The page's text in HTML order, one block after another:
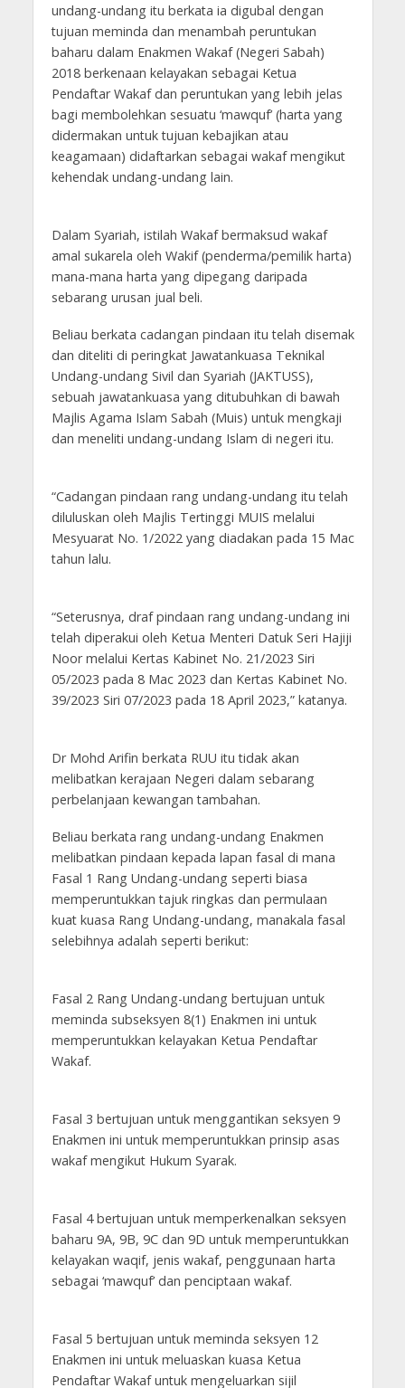
undang-undang itu berkata ia digubal dengan
tujuan meminda dan menambah peruntukan
baharu dalam Enakmen Wakaf (Negeri Sabah)
2018 berkenaan kelayakan sebagai Ketua
Pendaftar Wakaf dan peruntukan yang lebih jelas
bagi membolehkan sesuatu ‘mawquf’ (harta yang
didermakan untuk tujuan kebajikan atau
keagamaan) didaftarkan sebagai wakaf mengikut
kehendak undang-undang lain.
Dalam Syariah, istilah Wakaf bermaksud wakaf
amal sukarela oleh Wakif (penderma/pemilik harta)
mana-mana harta yang dipegang daripada
sebarang urusan jual beli.
Beliau berkata cadangan pindaan itu telah disemak
dan diteliti di peringkat Jawatankuasa Teknikal
Undang-undang Sivil dan Syariah (JAKTUSS),
sebuah jawatankuasa yang ditubuhkan di bawah
Majlis Agama Islam Sabah (Muis) untuk mengkaji
dan meneliti undang-undang Islam di negeri itu.
“Cadangan pindaan rang undang-undang itu telah
diluluskan oleh Majlis Tertinggi MUIS melalui
Mesyuarat No. 1/2022 yang diadakan pada 15 Mac
tahun lalu.
“Seterusnya, draf pindaan rang undang-undang ini
telah diperakui oleh Ketua Menteri Datuk Seri Hajiji
Noor melalui Kertas Kabinet No. 21/2023 Siri
05/2023 pada 8 Mac 2023 dan Kertas Kabinet No.
39/2023 Siri 07/2023 pada 18 April 2023,” katanya.
Dr Mohd Arifin berkata RUU itu tidak akan
melibatkan kerajaan Negeri dalam sebarang
perbelanjaan kewangan tambahan.
Beliau berkata rang undang-undang Enakmen
melibatkan pindaan kepada lapan fasal di mana
Fasal 1 Rang Undang-undang seperti biasa
memperuntukkan tajuk ringkas dan permulaan
kuat kuasa Rang Undang-undang, manakala fasal
selebihnya adalah seperti berikut:
Fasal 2 Rang Undang-undang bertujuan untuk
meminda subseksyen 8(1) Enakmen ini untuk
memperuntukkan kelayakan Ketua Pendaftar
Wakaf.
Fasal 3 bertujuan untuk menggantikan seksyen 9
Enakmen ini untuk memperuntukkan prinsip asas
wakaf mengikut Hukum Syarak.
Fasal 4 bertujuan untuk memperkenalkan seksyen
baharu 9A, 9B, 9C dan 9D untuk memperuntukkan
kelayakan waqif, jenis wakaf, penggunaan harta
sebagai ‘mawquf’ dan penciptaan wakaf.
Fasal 5 bertujuan untuk meminda seksyen 12
Enakmen ini untuk meluaskan kuasa Ketua
Pendaftar Wakaf untuk mengeluarkan sijil